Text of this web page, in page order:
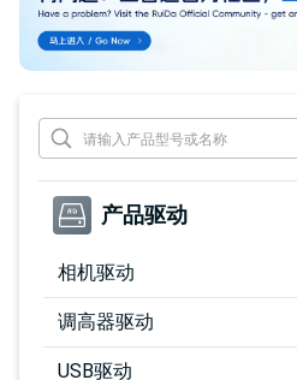
产品驱动
相机驱动
调高器驱动
USB驱动